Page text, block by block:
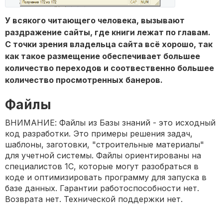
У всякого читающего человека, вызывают
раздражение сайты, где книги лежат по главам.
С точки зрения владельца сайта всё хорошо, так
как такое размещение обеспечивает большее
количество переходов и соотвественно большее
количество просмотренных банеров.
Файлы
ВНИМАНИЕ: Файлы из Базы знаний - это исходный
код разработки. Это примеры решения задач,
шаблоны, заготовки, "строительные материалы"
для учетной системы. Файлы ориентированы на
специалистов 1С, которые могут разобраться в
коде и оптимизировать программу для запуска в
базе данных. Гарантии работоспособности нет.
Возврата нет. Технической поддержки нет.